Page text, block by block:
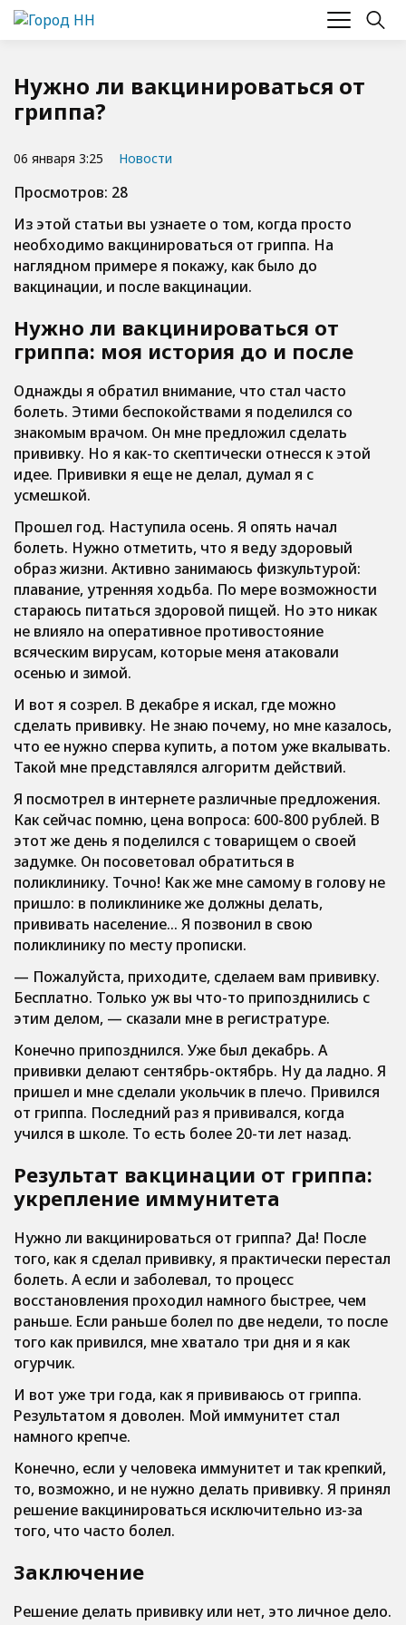
Нужно ли вакцинироваться от
гриппа?
06 января 3:25 Новости
Просмотров: 28
Из этой статьи вы узнаете о том, когда просто
необходимо вакцинироваться от гриппа. На
наглядном примере я покажу, как было до
вакцинации, и после вакцинации.
Нужно ли вакцинироваться от
гриппа: моя история до и после
Однажды я обратил внимание, что стал часто
болеть. Этими беспокойствами я поделился со
знакомым врачом. Он мне предложил сделать
прививку. Но я как-то скептически отнесся к этой
идее. Прививки я еще не делал, думал я с
усмешкой.
Прошел год. Наступила осень. Я опять начал
болеть. Нужно отметить, что я веду здоровый
образ жизни. Активно занимаюсь физкультурой:
плавание, утренняя ходьба. По мере возможности
стараюсь питаться здоровой пищей. Но это никак
не влияло на оперативное противостояние
всяческим вирусам, которые меня атаковали
осенью и зимой.
И вот я созрел. В декабре я искал, где можно
сделать прививку. Не знаю почему, но мне казалось,
что ее нужно сперва купить, а потом уже вкалывать.
Такой мне представлялся алгоритм действий.
Я посмотрел в интернете различные предложения.
Как сейчас помню, цена вопроса: 600-800 рублей. В
этот же день я поделился с товарищем о своей
задумке. Он посоветовал обратиться в
поликлинику. Точно! Как же мне самому в голову не
пришло: в поликлинике же должны делать,
прививать население… Я позвонил в свою
поликлинику по месту прописки.
— Пожалуйста, приходите, сделаем вам прививку.
Бесплатно. Только уж вы что-то припозднились с
этим делом, — сказали мне в регистратуре.
Конечно припозднился. Уже был декабрь. А
прививки делают сентябрь-октябрь. Ну да ладно. Я
пришел и мне сделали укольчик в плечо. Привился
от гриппа. Последний раз я прививался, когда
учился в школе. То есть более 20-ти лет назад.
Результат вакцинации от гриппа:
укрепление иммунитета
Нужно ли вакцинироваться от гриппа? Да! После
того, как я сделал прививку, я практически перестал
болеть. А если и заболевал, то процесс
восстановления проходил намного быстрее, чем
раньше. Если раньше болел по две недели, то после
того как привился, мне хватало три дня и я как
огурчик.
И вот уже три года, как я прививаюсь от гриппа.
Результатом я доволен. Мой иммунитет стал
намного крепче.
Конечно, если у человека иммунитет и так крепкий,
то, возможно, и не нужно делать прививку. Я принял
решение вакцинироваться исключительно из-за
того, что часто болел.
Заключение
Решение делать прививку или нет, это личное дело.